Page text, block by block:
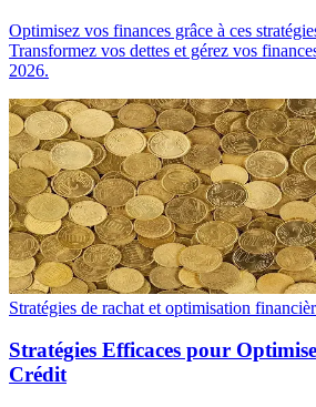
Optimisez vos finances grâce à ces
Transformez vos dettes et gérez vos
2026.
Stratégies de rachat et optimisation
Stratégies Efficaces pour
Crédit